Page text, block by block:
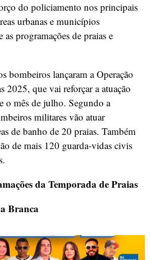
do policiamento nos principais
urbanas e municípios
programações de praias e
bombeiros lançaram a Operação
2025, que vai reforçar a atuação
o mês de julho. Segundo a
militares vão atuar
de banho de 20 praias. Também
de mais 120 guarda-vidas civis
da Temporada de Praias
Branca